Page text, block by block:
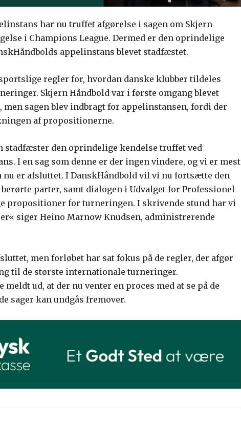
har nu truffet afgørelse i sagen om Skjern
i Champions League. Dermed er den oprindelige
appelinstans blevet stadfæstet.
regler for, hvordan danske klubber tildeles
Skjern Håndbold var i første omgang blevet
men sagen blev indbragt for appelinstansen, fordi der
af propositionerne.
stadfæster den oprindelige kendelse truffet ved
I en sag som denne er der ingen vindere, og vi er mest
nu er afsluttet. I DanskHåndbold vil vi nu fortsætte den
parter, samt dialogen i Udvalget for Professionel
propositioner for turneringen. I skrivende stund har vi
siger Heino Marnow Knudsen, administrerende
men forløbet har sat fokus på de regler, der afgør
til de største internationale turneringer.
ud, at der nu venter en proces med at se på de
sager kan undgås fremover.